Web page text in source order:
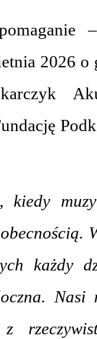
2026 o
każdy